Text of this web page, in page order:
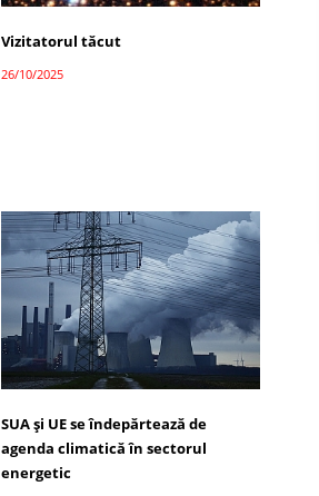
Vizitatorul tăcut
26/10/2025
SUA și UE se îndepărtează de
agenda climatică în sectorul
energetic